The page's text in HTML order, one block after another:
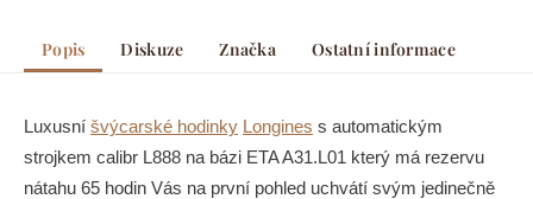
Popis Diskuze Značka Ostatní informace
Luxusní švýcarské hodinky Longines s automatickým
strojkem calibr L888 na bázi ETA A31.L01 který má rezervu
nátahu 65 hodin Vás na první pohled uchvátí svým jedinečně